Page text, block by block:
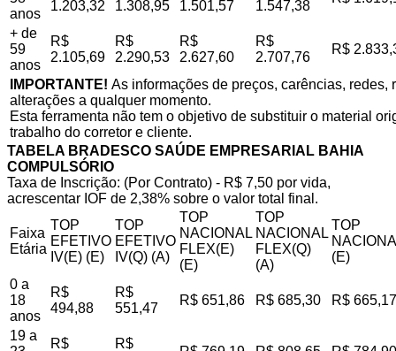
anos
1.203,32
1.308,95
1.501,57
1.547,38
+ de
59
anos
R$
2.105,69
R$
2.290,53
R$
2.627,60
R$
2.707,76
R$
IMPORTANTE! As informações de preços, carências,
alterações a qualquer momento.
Esta ferramenta não tem o objetivo de substituir o material
trabalho do corretor e cliente.
TABELA BRADESCO SAÚDE EMPRESARIAL BAHIA
COMPULSÓRIO
Taxa de Inscrição: (Por Contrato) - R$ 7,50 por vida,
acrescentar IOF de 2,38% sobre o valor total final.
Faixa
Etária
TOP
EFETIVO
IV(E) (E)
TOP
EFETIVO
IV(Q) (A)
TOP
NACIONAL
FLEX(E)
(E)
TOP
NACIONAL
FLEX(Q)
(A)
TOP
(E)
0 a
18
anos
R$
494,88
R$
551,47
R$ 651,86 R$ 685,30 R$ 665,17
19 a
R$
R$